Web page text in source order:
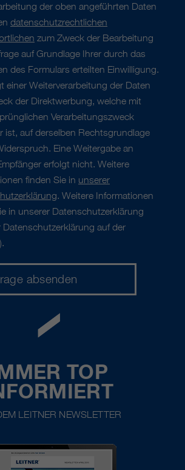
der oben angeführten Daten
datenschutzrechtlichen
zum Zweck der Bearbeitung
auf Grundlage Ihrer durch das
des Formulars erteilten Einwilligung.
einer Weiterverarbeitung der Daten
der Direktwerbung, welche mit
Verarbeitungszweck
ist, auf derselben Rechtsgrundlage
Eine Weitergabe an
erfolgt nicht. Weitere
finden Sie in unserer
. Weitere Informationen
in unserer Datenschutzerklärung
Datenschutzerklärung auf der
TOP
LEITNER NEWSLETTER